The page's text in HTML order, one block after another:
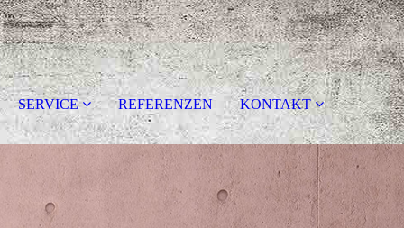
SERVICE REFERENZEN KONTAKT